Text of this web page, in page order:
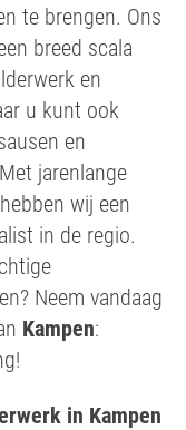
te brengen. Ons
breed scala
en
u kunt ook
en
jarenlange
wij een
in de regio.
Neem vandaag
Kampen:
in Kampen